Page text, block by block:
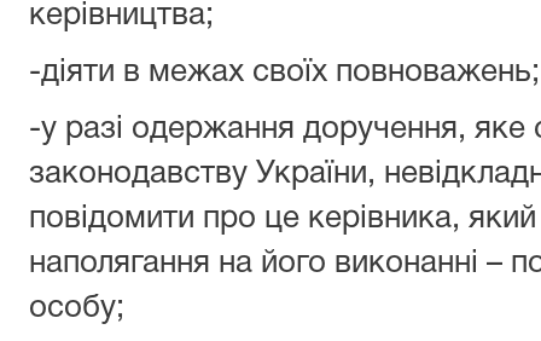
керівництва;
-діяти в межах своїх повноважень;
-у разі одержання доручення, яке
законодавству України,
повідомити про це керівника,
наполягання на його виконанні –
особу;